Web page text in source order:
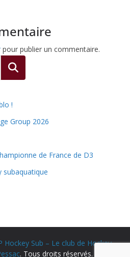
pour publier un commentaire.
!
Group 2026
de France de D3
subaquatique
Hockey Sub – Le club de Hockey
. Tous droits réservés.